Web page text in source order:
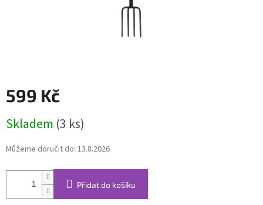
599 Kč
cena:
Skladem (3 ks)
Můžeme doručit do: 13.8.2026
Přidat do košíku